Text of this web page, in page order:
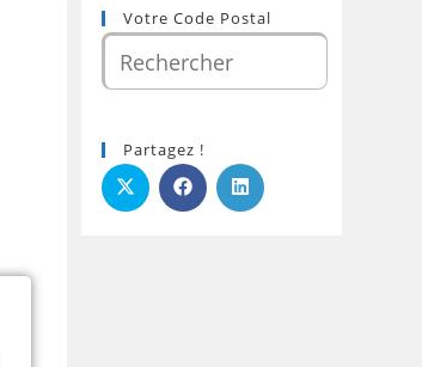
Votre Code Postal
Partagez !